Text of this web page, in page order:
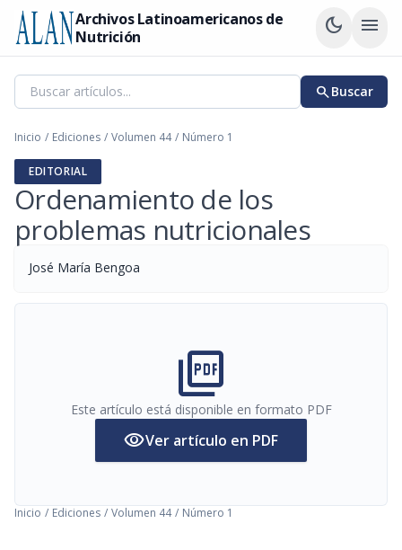
Archivos Latinoamericanos de
Nutrición
dark_mode menu
searchBuscar
Inicio / Ediciones / Volumen 44 / Número 1
EDITORIAL
Ordenamiento de los
problemas nutricionales
José María Bengoa
picture_as_pdf
Este artículo está disponible en formato PDF
visibilityVer artículo en PDF
Inicio / Ediciones / Volumen 44 / Número 1